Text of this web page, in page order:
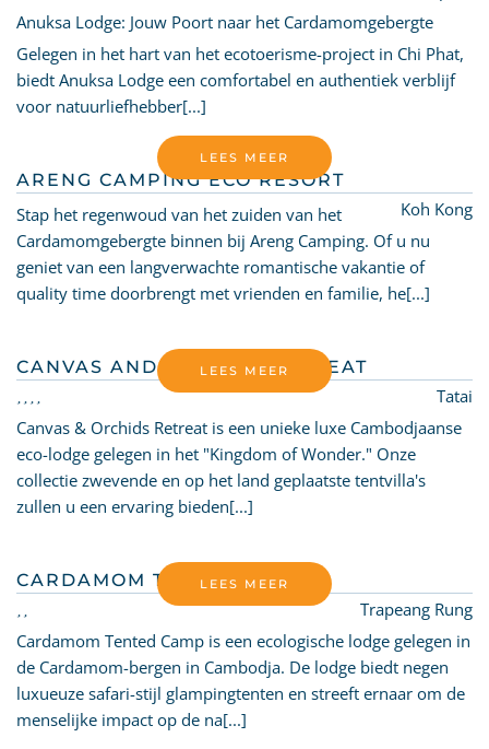
Anuksa Lodge: Jouw Poort naar het Cardamomgebergte
Gelegen in het hart van het ecotoerisme-project in Chi Phat,
biedt Anuksa Lodge een comfortabel en authentiek verblijf
voor natuurliefhebber[...]
ARENG CAMPING ECO RESORT
Koh Kong
LEES MEER
Stap het regenwoud van het zuiden van het
Cardamomgebergte binnen bij Areng Camping. Of u nu
geniet van een langverwachte romantische vakantie of
quality time doorbrengt met vrienden en familie, he[...]
CANVAS AND ORCHIDS RETREAT
Tatai
LEES MEER
Canvas & Orchids Retreat is een unieke luxe Cambodjaanse
eco-lodge gelegen in het "Kingdom of Wonder." Onze
collectie zwevende en op het land geplaatste tentvilla's
zullen u een ervaring bieden[...]
CARDAMOM TENTED CAMP
Trapeang Rung
LEES MEER
Cardamom Tented Camp is een ecologische lodge gelegen in
de Cardamom-bergen in Cambodja. De lodge biedt negen
luxueuze safari-stijl glampingtenten en streeft ernaar om de
menselijke impact op de na[...]